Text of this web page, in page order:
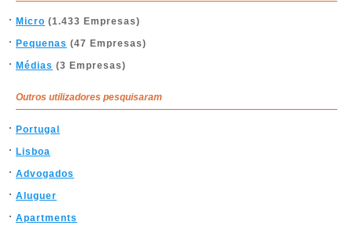
Micro (1.433 Empresas)
Pequenas (47 Empresas)
Médias (3 Empresas)
Outros utilizadores pesquisaram
Portugal
Lisboa
Advogados
Aluguer
Apartments